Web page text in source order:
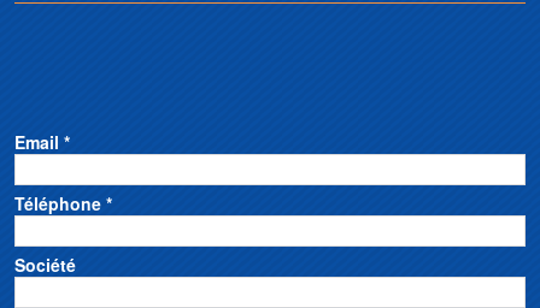
Email *
Téléphone *
Société